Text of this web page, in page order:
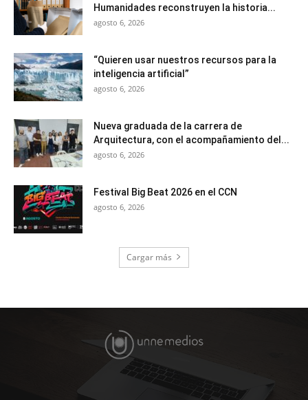
Humanidades reconstruyen la historia...
agosto 6, 2026
“Quieren usar nuestros recursos para la
inteligencia artificial”
agosto 6, 2026
Nueva graduada de la carrera de
Arquitectura, con el acompañamiento del...
agosto 6, 2026
Festival Big Beat 2026 en el CCN
agosto 6, 2026
Cargar más